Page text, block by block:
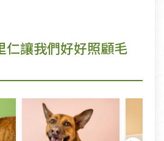
仁讓我們好好照顧毛